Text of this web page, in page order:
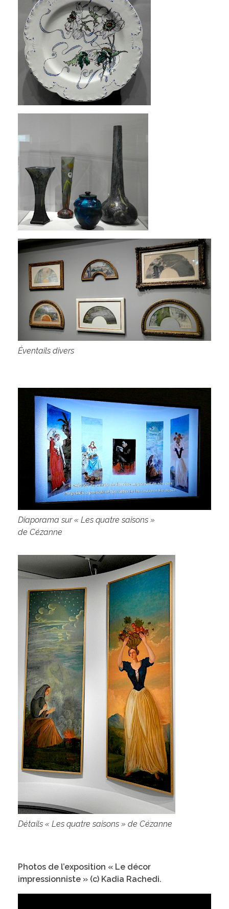
Éventails divers
Diaporama sur « Les quatre saisons »
de Cézanne
Détails « Les quatre saisons » de Cézanne
Photos de l’exposition « Le décor
impressionniste » (c) Kadia Rachedi.